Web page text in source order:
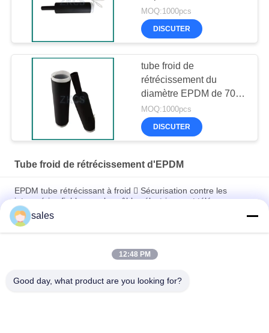
MOQ:1000pcs
DISCUTER
tube froid de
rétrécissement du
diamètre EPDM de 70-
600mm
MOQ:1000pcs
DISCUTER
Tube froid de rétrécissement d'EPDM
EPDM tube rétrécissant à froid  Sécurisation contre les
intempéries fiable pour les câbles électriques et télécoms
EPDM anti-âge à haute tension, tubes à rétrécissement à froid,
isolation extérieure de câbles
Bouchon d'extrémité d'étanchéité universel résistant aux
sales
12:48 PM
Good day, what product are you looking for?